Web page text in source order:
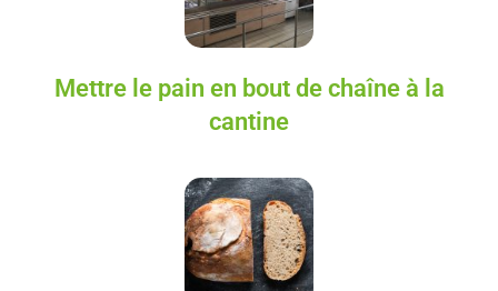
Mettre le pain en bout de chaîne à la
cantine